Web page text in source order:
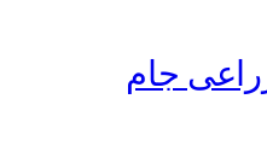
جام